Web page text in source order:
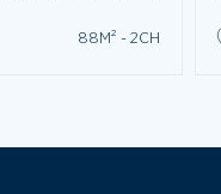
88M² - 2CH